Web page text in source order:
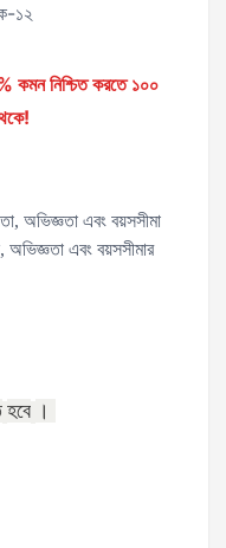
১২
কমন নিশ্চিত করতে ১০০
অভিজ্ঞতা এবং বয়সসীমা
এবং বয়সসীমার
হবে ।